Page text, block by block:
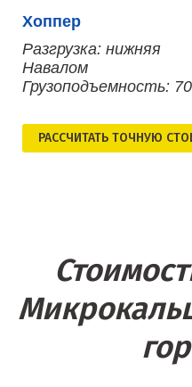
Хоппер
Разгрузка: нижняя
Навалом
Грузоподъемность:
РАСCЧИТАТЬ ТОЧНУЮ